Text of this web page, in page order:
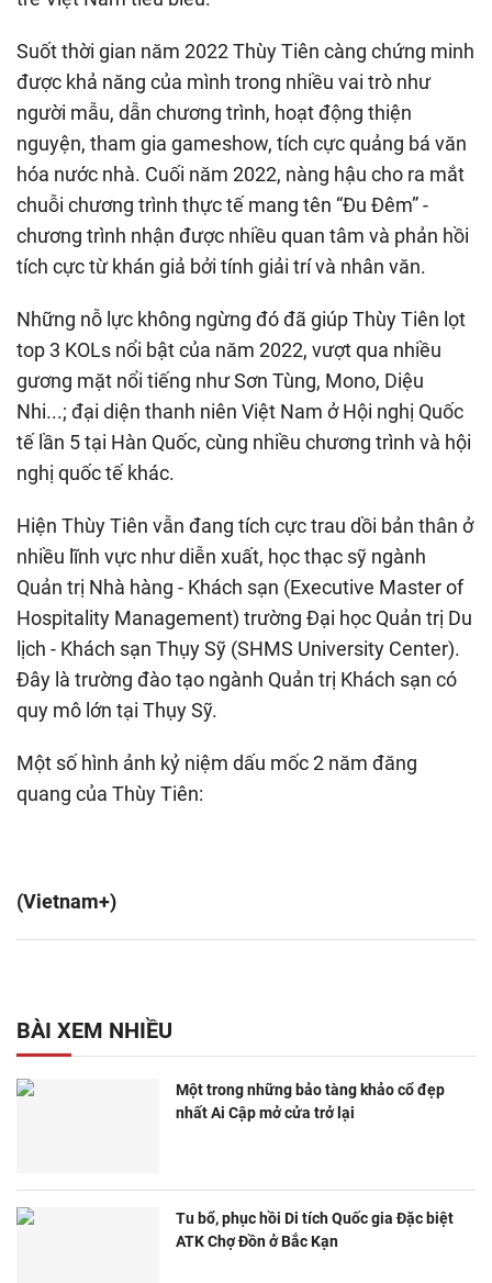
Suốt thời gian năm 2022 Thùy Tiên càng chứng minh
được khả năng của mình trong nhiều vai trò như
người mẫu, dẫn chương trình, hoạt động thiện
nguyện, tham gia gameshow, tích cực quảng bá văn
hóa nước nhà. Cuối năm 2022, nàng hậu cho ra mắt
chuỗi chương trình thực tế mang tên “Đu Đêm” -
chương trình nhận được nhiều quan tâm và phản hồi
tích cực từ khán giả bởi tính giải trí và nhân văn.
Những nỗ lực không ngừng đó đã giúp Thùy Tiên lọt
top 3 KOLs nổi bật của năm 2022, vượt qua nhiều
gương mặt nổi tiếng như Sơn Tùng, Mono, Diệu
Nhi...; đại diện thanh niên Việt Nam ở Hội nghị Quốc
tế lần 5 tại Hàn Quốc, cùng nhiều chương trình và hội
nghị quốc tế khác.
Hiện Thùy Tiên vẫn đang tích cực trau dồi bản thân ở
nhiều lĩnh vực như diễn xuất, học thạc sỹ ngành
Quản trị Nhà hàng - Khách sạn (Executive Master of
Hospitality Management) trường Đại học Quản trị Du
lịch - Khách sạn Thụy Sỹ (SHMS University Center).
Đây là trường đào tạo ngành Quản trị Khách sạn có
quy mô lớn tại Thụy Sỹ.
Một số hình ảnh kỷ niệm dấu mốc 2 năm đăng
quang của Thùy Tiên:
(Vietnam+)
BÀI XEM NHIỀU
Một trong những bảo tàng khảo cổ đẹp
nhất Ai Cập mở cửa trở lại
Tu bổ, phục hồi Di tích Quốc gia Đặc biệt
ATK Chợ Đồn ở Bắc Kạn